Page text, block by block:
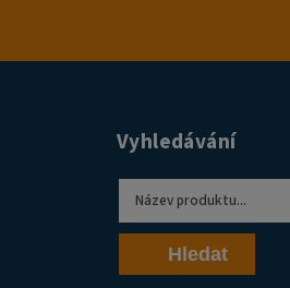
Vyhledávání
Hledat